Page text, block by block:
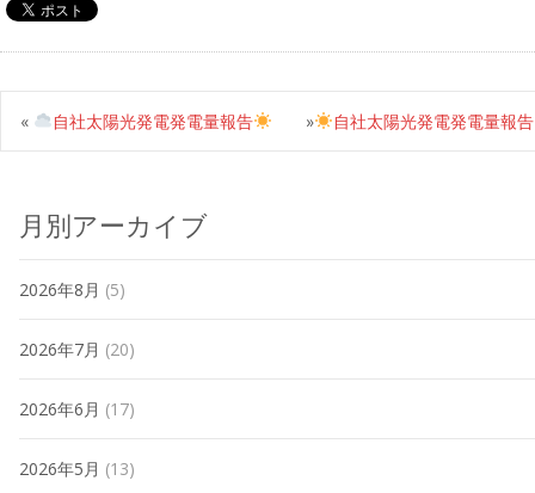
« 自社太陽光発電発電量報告 自社太陽光発電発電量報告
»
月別アーカイブ
2026年8月 (5)
2026年7月 (20)
2026年6月 (17)
2026年5月 (13)